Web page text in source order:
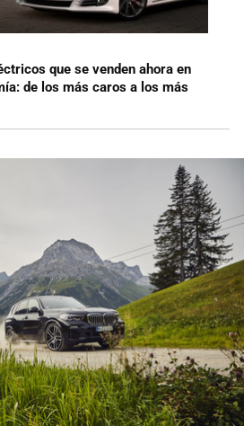
que se venden ahora en
de los más caros a los más